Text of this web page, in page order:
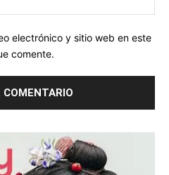
electrónico y sitio web en este
comente.